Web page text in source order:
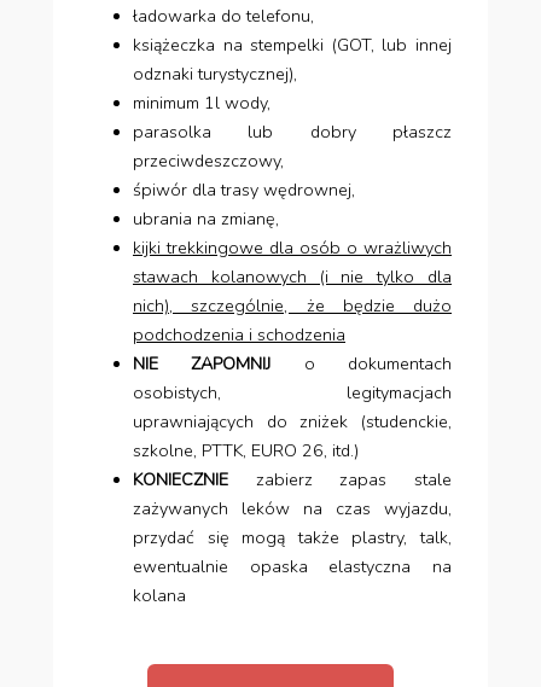
ładowarka do telefonu,
książeczka na stempelki (GOT, lub innej
odznaki turystycznej),
minimum 1l wody,
parasolka lub dobry płaszcz
przeciwdeszczowy,
śpiwór dla trasy wędrownej,
ubrania na zmianę,
kijki trekkingowe dla osób o wrażliwych
stawach kolanowych (i nie tylko dla
nich), szczególnie, że będzie dużo
podchodzenia i schodzenia
NIE ZAPOMNIJ o dokumentach
osobistych, legitymacjach
uprawniających do zniżek (studenckie,
szkolne, PTTK, EURO 26, itd.)
KONIECZNIE zabierz zapas stale
zażywanych leków na czas wyjazdu,
przydać się mogą także plastry, talk,
ewentualnie opaska elastyczna na
kolana